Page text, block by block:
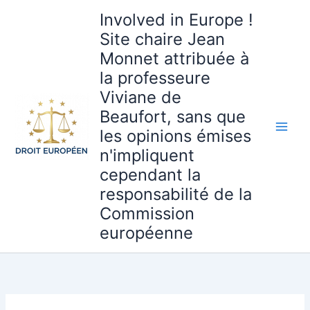
Involved in Europe !
Site chaire Jean
Monnet attribuée à
la professeure
Viviane de
Beaufort, sans que
les opinions émises
n'impliquent
cependant la
responsabilité de la
Commission
européenne